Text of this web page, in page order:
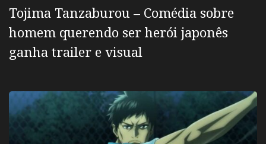
Tojima Tanzaburou – Comédia sobre
homem querendo ser herói japonês
ganha trailer e visual